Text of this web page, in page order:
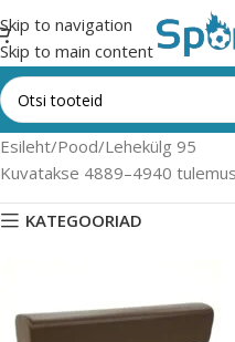
Skip to navigation
Skip to main content
Esileht Pood Lehekülg 95
Kuvatakse 4889–4940
KATEGOORIAD